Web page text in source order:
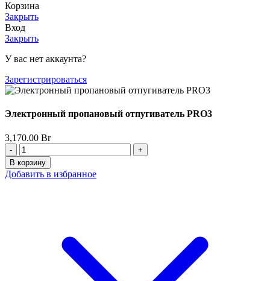
Корзина
Закрыть
Вход
Закрыть
У вас нет аккаунта?
Зарегистрироваться
Электронный пропановый отпугиватель PRO3
3,170.00 Br
Количество
товара
Электронный
пропановый
В корзину
Добавить в избранное